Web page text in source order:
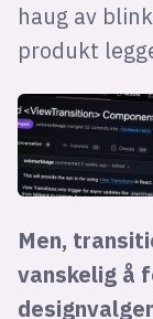
haug av
produkt
Men,
vanskelig å